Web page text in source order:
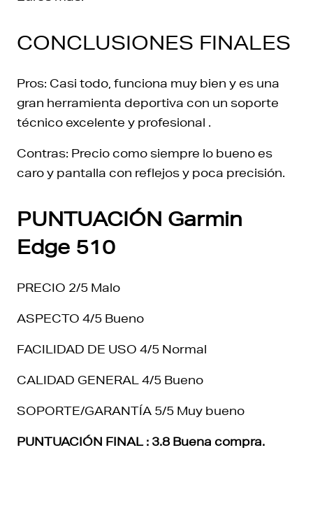
CONCLUSIONES FINALES
Pros: Casi todo, funciona muy bien y es una
gran herramienta deportiva con un soporte
técnico excelente y profesional .
Contras: Precio como siempre lo bueno es
caro y pantalla con reflejos y poca precisión.
PUNTUACIÓN Garmin
Edge 510
PRECIO 2/5 Malo
ASPECTO 4/5 Bueno
FACILIDAD DE USO 4/5 Normal
CALIDAD GENERAL 4/5 Bueno
SOPORTE/GARANTÍA 5/5 Muy bueno
PUNTUACIÓN FINAL : 3.8 Buena compra.